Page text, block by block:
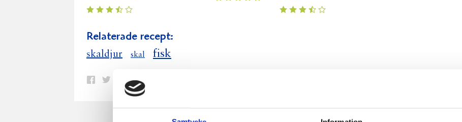
Relaterade recept:
skaldjur skal fisk
Dela
Facebook
Dela
Twitter
Dela
på
Pinterest
Dela
via
e-